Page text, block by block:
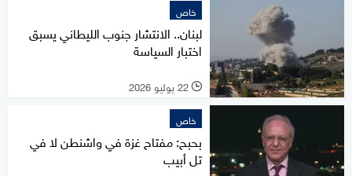
خاص
لبنان.. الانتشار جنوب الليطاني يسبق
اختبار السياسة
l 22 يوليو 2026
خاص
بحبح: مفتاح غزة في واشنطن لا في
تل أبيب